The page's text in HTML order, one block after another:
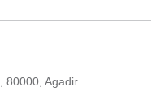
80000, Agadir